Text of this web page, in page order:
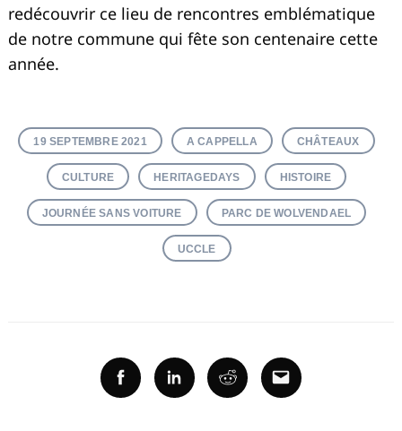
redécouvrir ce lieu de rencontres emblématique
de notre commune qui fête son centenaire cette
année.
19 SEPTEMBRE 2021 A CAPPELLA CHÂTEAUX
CULTURE HERITAGEDAYS HISTOIRE
JOURNÉE SANS VOITURE PARC DE WOLVENDAEL
UCCLE
FacebookLinkedinRedditEmail
pour